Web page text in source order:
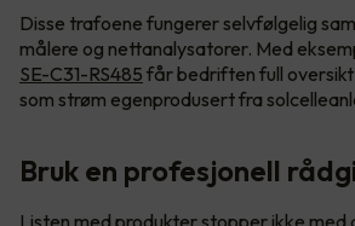
Disse trafoene fungerer selvfølgelig
målere og nettanalysatorer. Med
SE-C31-RS485 får bedriften full
som strøm egenprodusert fra
Bruk en profesjonell
Listen med produkter stopper ikke